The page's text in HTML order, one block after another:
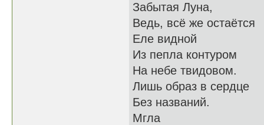
Забытая Луна,
Ведь, всё же остаётся
Еле видной
Из пепла контуром
На небе твидовом.
Лишь образ в сердце
Без названий.
Мгла